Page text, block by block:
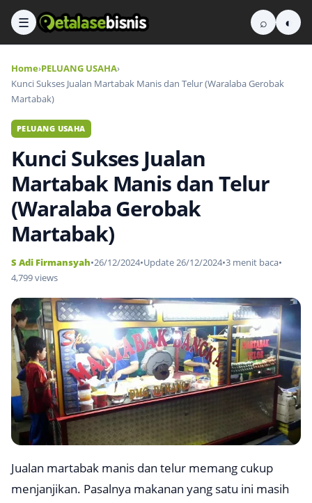
☰ ⌕ ◐
Home›PELUANG USAHA›
Kunci Sukses Jualan Martabak Manis dan Telur (Waralaba Gerobak
Martabak)
PELUANG USAHA
Kunci Sukses Jualan
Martabak Manis dan Telur
(Waralaba Gerobak
Martabak)
S Adi Firmansyah•26/12/2024•Update 26/12/2024•3 menit baca•
4,799 views
Jualan martabak manis dan telur memang cukup
menjanjikan. Pasalnya makanan yang satu ini masih